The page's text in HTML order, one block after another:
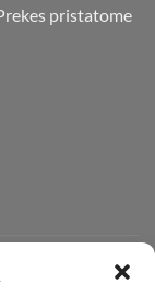
pristatome